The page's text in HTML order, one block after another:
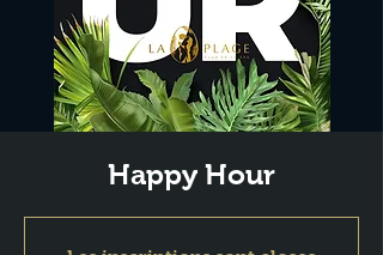
Happy Hour